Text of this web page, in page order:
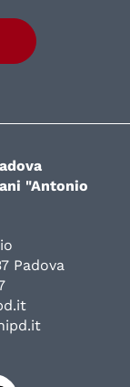
"Antonio
Padova